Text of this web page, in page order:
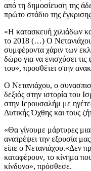
από τη δημοσίευση της
πρώτο στάδιο της
«Η κατασκευή χιλιάδων
το 2018 (…) Ο Νετανιάχου
συμφέροντα χάριν των
δώρο για να ενισχύσει
του», προσθέτει στην
Ο Νετανιάχου, ο
δεξιός στην ιστορία του
στην Ιερουσαλήμ με
Δυτικής Όχθης και τους
«Θα γίνουμε μάρτυρες
ανατρέψει την εξουσία
είπε ο Νετανιάχου.«Δεν
καταφέρουν, το κίνημα
κίνδυνο», πρόσθεσε.